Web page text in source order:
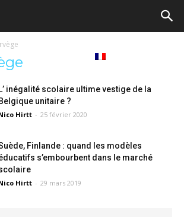
L’ inégalité scolaire ultime vestige de la
Belgique unitaire ?
Hirtt - 25 février 2020
Finlande : quand les modèles
s’embourbent dans le marché
Hirtt - 29 mars 2019